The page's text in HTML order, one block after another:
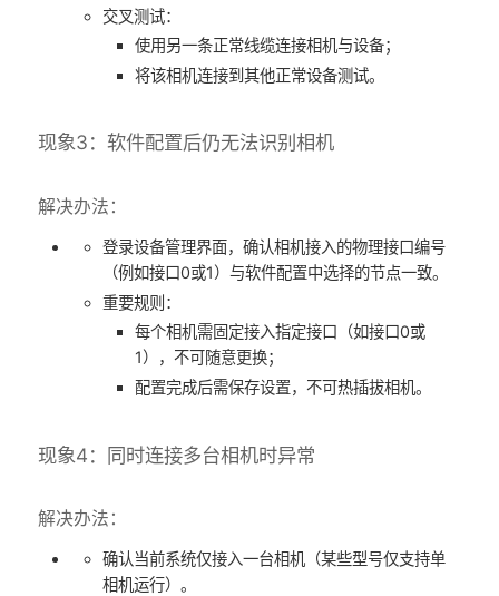
​交叉测试：
使用另一条正常线缆连接相机与设备；
将该相机连接到其他正常设备测试。
现象3：软件配置后仍无法识别相机
解决办法：
登录设备管理界面，确认相机接入的物理接口编号
（例如接口0或1）与软件配置中选择的节点一致。
​重要规则：
每个相机需固定接入指定接口（如接口0或
1），不可随意更换；
配置完成后需保存设置，不可热插拔相机。
现象4：同时连接多台相机时异常
解决办法：
确认当前系统仅接入一台相机（某些型号仅支持单
相机运行）。